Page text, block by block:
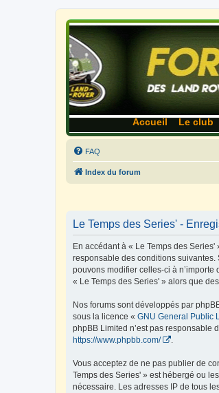
Accueil Le club
FAQ
Index du forum
Le Temps des Series' -
En accédant à « Le Temps des
responsable des conditions suivantes.
pouvons modifier celles-ci à
« Le Temps des Series' » alors que
Nos forums sont développés par
sous la licence « GNU General Public
phpBB Limited n’est pas responsable
https://www.phpbb.com/
.
Vous acceptez de ne pas publier de
Temps des Series' » est hébergé ou
nécessaire. Les adresses IP de tous